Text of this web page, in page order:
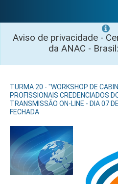
Aviso de privacidade -
da ANAC - Brasil:
TURMA 20 - "WORKSHOP DE
PROFISSIONAIS CREDENCIADOS
TRANSMISSÃO ON-LINE - DIA 07
FECHADA